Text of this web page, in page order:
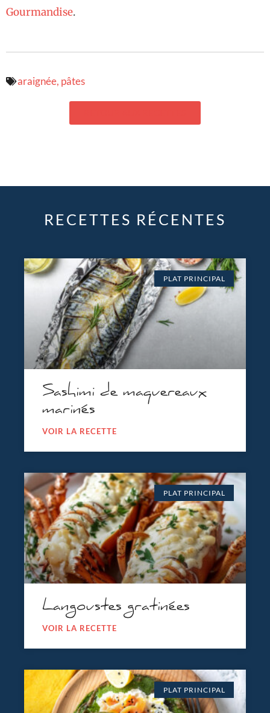
Gourmandise.
araignée, pâtes
RECETTES RÉCENTES
PLAT PRINCIPAL
Sashimi de maquereaux
marinés
VOIR LA RECETTE
PLAT PRINCIPAL
Langoustes gratinées
VOIR LA RECETTE
PLAT PRINCIPAL